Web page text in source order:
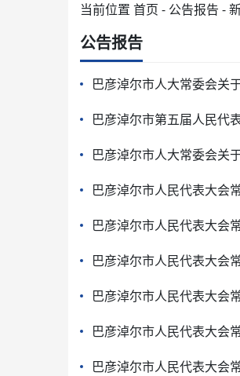
当前位置 首页 - 公告报告 -
公告报告
巴彦淖尔市人大常委会关
巴彦淖尔市第五届人民代
巴彦淖尔市人大常委会关
巴彦淖尔市人民代表大会
巴彦淖尔市人民代表大会
巴彦淖尔市人民代表大会
巴彦淖尔市人民代表大会
巴彦淖尔市人民代表大会
巴彦淖尔市人民代表大会